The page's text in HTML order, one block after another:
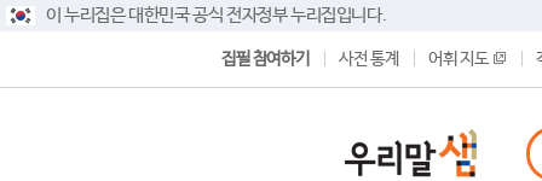
이 누리집은 대한민국 공식 전자정부 누리집입니다.
집필 참여하기 사전 통계 어휘 지도